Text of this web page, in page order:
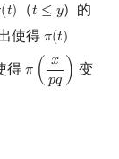
(𝑡)
(t) （𝑡 ≤ 𝑦
t ≤y
）的
使得 𝜋(𝑡)
π(t)<
得 𝜋 ( 𝑥
𝑝𝑞 )
π x pq)
变